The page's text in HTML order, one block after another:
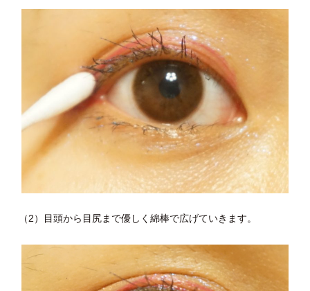
（2）目頭から目尻まで優しく綿棒で広げていきます。